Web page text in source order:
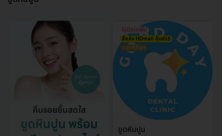
ไม่มีบวกเพิ่ม
ซื้อกับ HDmall คุ้มชัวร์
ราคาดีที่สุด
ขูดหินปูน